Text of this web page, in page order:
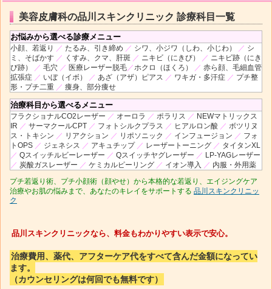
美容皮膚科の品川スキンクリニック 診療科目一覧
お悩みから選べる診療メニュー
小顔、若返り ／ たるみ、引き締め ／ シワ、小ジワ（しわ、小じわ） ／ シ
ミ、そばかす ／ くすみ、クマ、肝斑 ／ ニキビ（にきび） ／ ニキビ跡（にき
び跡）
／ 毛穴 ／ 医療レーザー脱毛 ／ ホクロ（ほくろ） ／ 赤ら顔、毛細血管
拡張症 ／ いぼ（イボ） ／ あざ（アザ）ピアス ／ ワキガ・多汗症 ／ プチ整
形・プチ二重 ／ 痩身、部分痩せ
治療科目から選べるメニュー
フラクショナルCO2レーザー ／ オーロラ ／ ポラリス ／ NEWマトリックス
IR ／ サーマクールCPT ／ フォトシルクプラス ／ ヒアルロン酸 ／ ボツリヌ
ス・トキシン ／ リアクション ／ リポソニック ／ インフュージョン ／ フォ
トOPS ／ ジェネシス ／ アキュチップ／ レーザートーニング ／ タイタンXL
／ Qスイッチルビーレーザー ／ Qスイッチヤグレーザー ／ LP-YAGレーザー
／ 炭酸ガスレーザー ／ ケミカルピーリング ／ イオン導入 ／ 内服・外用薬
プチ若返り術、プチ小顔術（顔やせ）から本格的な若返り、エイジングケア
治療やお肌の悩みまで、あなたのキレイをサポートする 品川スキンクリニッ
ク
品川スキンクリニックなら、料金もわかりやすい表示で安心。
治療費用、薬代、アフターケア代をすべて含んだ金額になってい
ます。
（カウンセリングは何回でも無料です）